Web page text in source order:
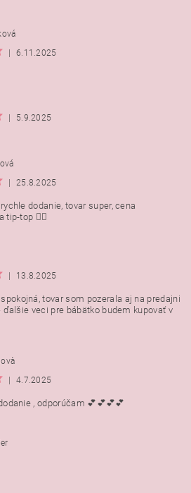
|
6.11.2025
|
5.9.2025
|
25.8.2025
dodanie, tovar super, cena
top 👍🏻
|
13.8.2025
tovar som pozerala aj na predajni
ďalšie veci pre bábätko budem kupovať v
|
4.7.2025
, odporúčam 💕💕💕💕